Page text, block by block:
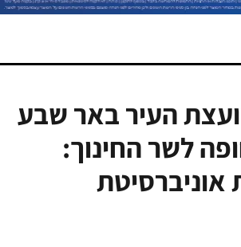
העיר באר שבע
לשר החינוך:
אוניברסיטת